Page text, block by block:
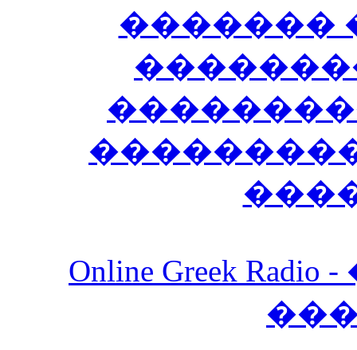
�������
Online Greek